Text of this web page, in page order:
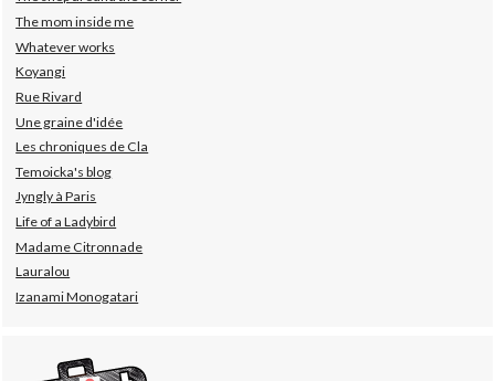
The mom inside me
Whatever works
Koyangi
Rue Rivard
Une graine d'idée
Les chroniques de Cla
Temoicka's blog
Jyngly à Paris
Life of a Ladybird
Madame Citronnade
Lauralou
Izanami Monogatari